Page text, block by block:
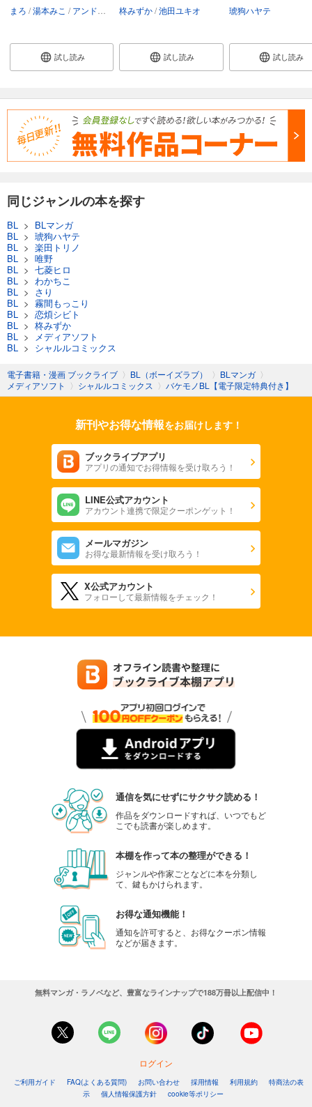
まろ 湯本みこ アンドレイ にむ りったん 千秋りえ さり ゆずき暎
試し読み
柊みずか 池田ユキオ
試し読み
琥狗ハヤテ
試し読み
同じジャンルの本を探す
BL > BLマンガ
BL > 琥狗ハヤテ
BL > 楽田トリノ
BL > 唯野
BL > 七菱ヒロ
BL > わかちこ
BL > さり
BL > 霧間もっこり
BL > 恋煩シビト
BL > 柊みずか
BL >
メディアソフト
BL > シャルルコミックス
電子書籍・漫画 ブックライブ 〉 BL（ボーイズラブ） 〉 BLマンガ 〉
メディアソフト
〉 シャルルコミックス 〉 バケモノBL【電子限定特典付き】
新刊やお得な情報をお届けします！
ブックライブアプリ
アプリの通知でお得情報を受け取ろう！
LINE公式アカウント
アカウント連携で限定クーポンゲット！
メールマガジン
お得な最新情報を受け取ろう！
X公式アカウント
フォローして最新情報をチェック！
通信を気にせずにサクサク読める！
作品をダウンロードすれば、いつでもど
こでも読書が楽しめます。
本棚を作って本の整理ができる！
ジャンルや作家ごとなどに本を分類し
て、鍵もかけられます。
お得な通知機能！
通知を許可すると、お得なクーポン情報
などが届きます。
無料マンガ・ラノベなど、豊富なラインナップで188万冊以上配信中！
ログイン
ご利用ガイド FAQ(よくある質問) お問い合わせ 採用情報 利用規約
特商法の表
示
個人情報保護方針 cookie等ポリシー